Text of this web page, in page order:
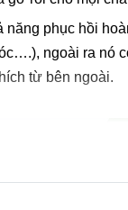
phục hồi
ngoài ra nó
từ bên ngoài.